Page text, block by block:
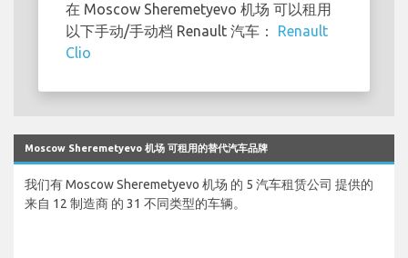
在 Moscow Sheremetyevo 机场 可以租用
以下手动/手动档 Renault 汽车： Renault
Clio
Moscow Sheremetyevo 机场 可租用的替代汽车品牌
我们有 Moscow Sheremetyevo 机场 的 5 汽车租赁公司 提供的
来自 12 制造商 的 31 不同类型的车辆。